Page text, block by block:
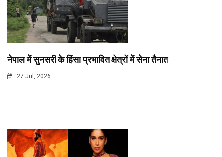
नेपाल में सुनसरी के हिंसा प्रभावित क्षेत्रों में सेना तैनात
27 Jul, 2026